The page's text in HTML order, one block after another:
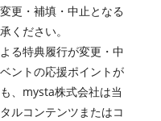
更・補填・中止となる
ください。
る特典履行が変更・中
ントの応援ポイントが
、mysta株式会社は当
ルコンテンツまたはコ